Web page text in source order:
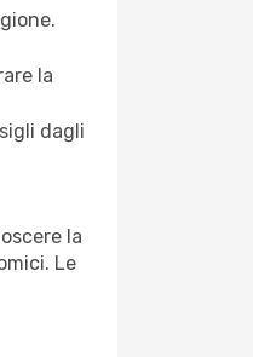
la
dagli
la
Le